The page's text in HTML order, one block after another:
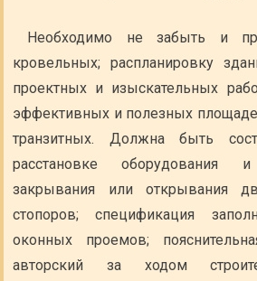
Необходимо не забыть и
кровельных; распланировку
проектных и изыскательных
эффективных и полезных
транзитных. Должна быть
расстановке оборудования
закрывания или открывания
стопоров; спецификация
оконных проемов;
авторский за ходом